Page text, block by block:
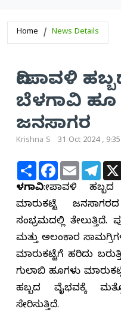
Home News Details
ದೀಪಾವಳಿ
ಬೆಳಗಾವಿ ಹೂ
ಜನಸಾಗರ
Krishna S 31 Oct 2024 ,
ShareFacebook
Email
ಬೆಳಗಾವಿ:ದೀಪಾವಳಿ
ಮಾರುಕಟ್ಟೆ
ಸಂಭ್ರಮದಲ್ಲಿ ತೇಲುತ್ತಿದೆ.
ಮತ್ತು ಅಲಂಕಾರ
ಮಾರುಕಟ್ಟೆಗೆ ಹರಿದು
ಗುಲಾಬಿ ಹೂಗಳು
ಹಬ್ಬದ ವೈಭವಕ್ಕೆ
ಸೇರಿಸುತ್ತಿದೆ.